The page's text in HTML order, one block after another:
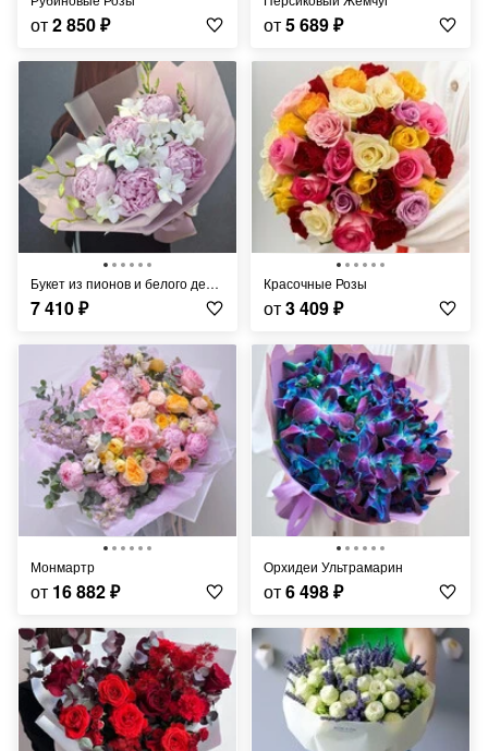
от2 850₽ от5 689₽
Букет из пионов и белого дендробиума "Шепот нежности"
7 410₽
Красочные Розы
от3 409₽
Монмартр
от 16 882₽
Орхидеи Ультрамарин
от6 498₽